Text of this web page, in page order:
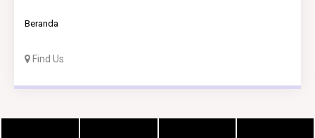
Beranda
Find Us